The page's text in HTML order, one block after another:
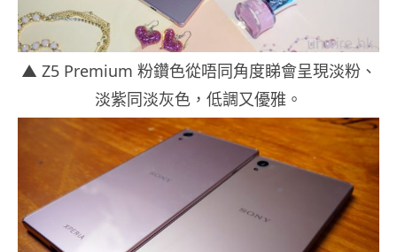
▲ Z5 Premium 粉鑽色從唔同角度睇會呈現淡粉、
淡紫同淡灰色，低調又優雅。